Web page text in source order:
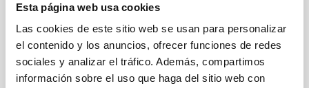
Esta página web usa cookies
Las cookies de este sitio web se usan para personalizar
el contenido y los anuncios, ofrecer funciones de redes
sociales y analizar el tráfico. Además, compartimos
información sobre el uso que haga del sitio web con
entre los sitios más competitivos del Mundo para la
observación Astronómica requiere de un esfuerzo
continuado de caracterización de las condiciones de